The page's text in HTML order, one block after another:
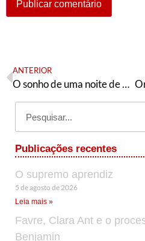
ANTERIOR
O sonho de uma noite de verão do governo Biden
Publicações recentes
O supremo aprendiz
5 de agosto de 2026
Leia mais »
Favre, Clara Ant e o
Benjamin